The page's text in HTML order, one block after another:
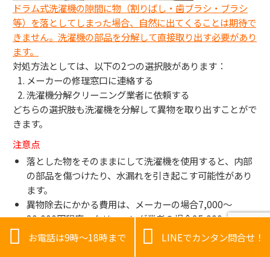
ドラム式洗濯機の隙間に物（割りばし・歯ブラシ・ブラシ
等）を落としてしまった場合、自然に出てくることは期待で
きません。洗濯機の部品を分解して直接取り出す必要があり
ます。
対処方法としては、以下の2つの選択肢があります：
メーカーの修理窓口に連絡する
洗濯機分解クリーニング業者に依頼する
どちらの選択肢も洗濯機を分解して異物を取り出すことがで
きます。
注意点
落とした物をそのままにして洗濯機を使用すると、内部
の部品を傷つけたり、水漏れを引き起こす可能性があり
ます。
異物除去にかかる費用は、メーカーの場合7,000〜
30,000円程度、クリーニング業者の場合25,000〜
30,000円程度です。
分解の難易度によっては追加料金がかかることがありま
 お電話は9時～18時まで  LINEでカンタン問合せ！